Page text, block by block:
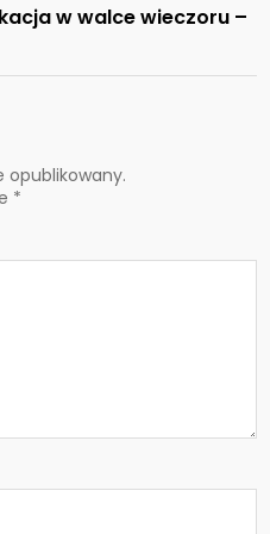
w walce wieczoru –
opublikowany.
*